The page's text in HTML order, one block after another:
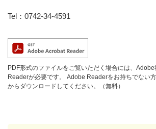
Tel：0742-34-4591
PDF形式のファイルをご覧いただく場合には、
Readerが必要です。
Adobe Readerをお持ちでない
からダウンロードしてください。（無料）